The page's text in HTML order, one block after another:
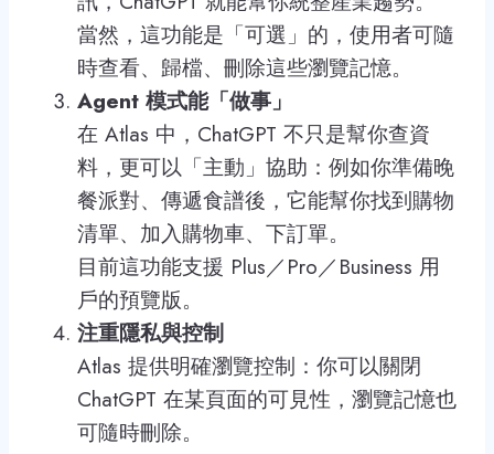
當然，這功能是「可選」的，使用者可隨
時查看、歸檔、刪除這些瀏覽記憶。
Agent 模式能「做事」
在 Atlas 中，ChatGPT 不只是幫你查資
料，更可以「主動」協助：例如你準備晚
餐派對、傳遞食譜後，它能幫你找到購物
清單、加入購物車、下訂單。
目前這功能支援 Plus／Pro／Business 用
戶的預覽版。
注重隱私與控制
Atlas 提供明確瀏覽控制：你可以關閉
ChatGPT 在某頁面的可見性，瀏覽記憶也
可隨時刪除。